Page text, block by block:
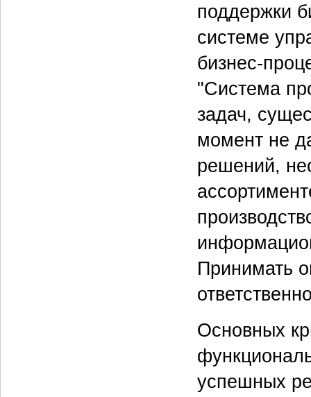
поддержки
системе
бизнес-
"Система
задач,
момент не
решений,
Принимать
Основных
успешных